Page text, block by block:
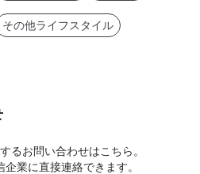
その他ライフスタイル
るお問い合わせはこちら。
業に直接連絡できます。